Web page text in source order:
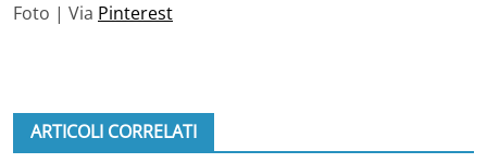
Foto | Via Pinterest
ARTICOLI CORRELATI